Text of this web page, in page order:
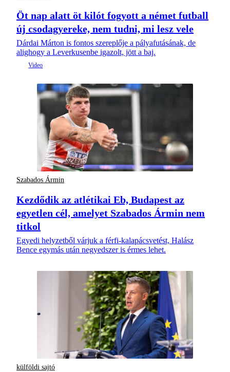
Öt nap alatt öt kilót fogyott a német futball
új csodagyereke, nem tudni, mi lesz vele
Dárdai Márton is fontos szereplője a pályafutásának, de
alighogy a Leverkusenbe igazolt, jött a baj.
Szabados Ármin
Kezdődik az atlétikai Eb, Budapest az
egyetlen cél, amelyet Szabados Ármin nem
titkol
Egyedi helyzetből várjuk a férfi-kalapácsvetést, Halász
Bence egymás után negyedszer is érmes lehet.
külföldi sajtó